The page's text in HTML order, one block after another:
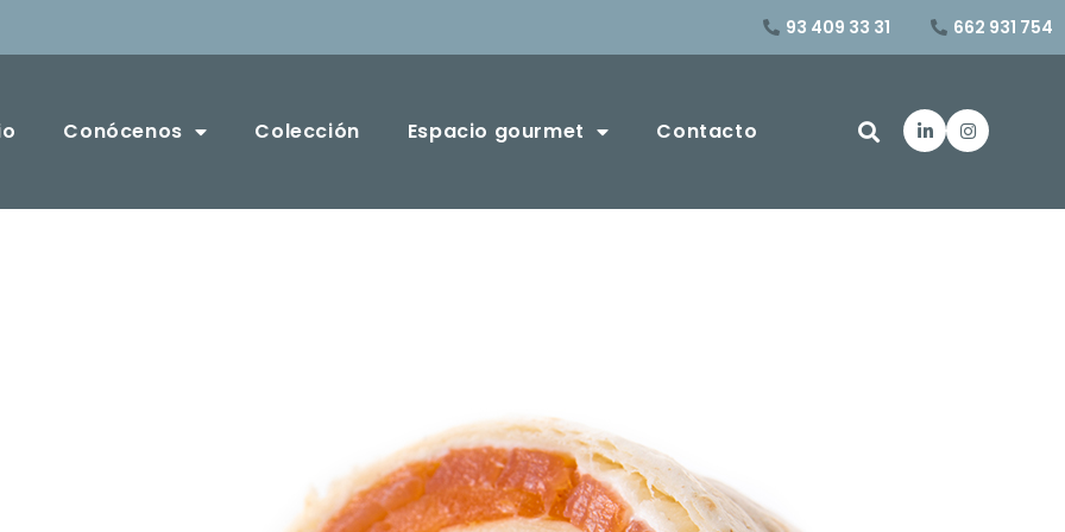
93 409 33 31 662 931 754
Conócenos Colección Espacio gourmet Contacto